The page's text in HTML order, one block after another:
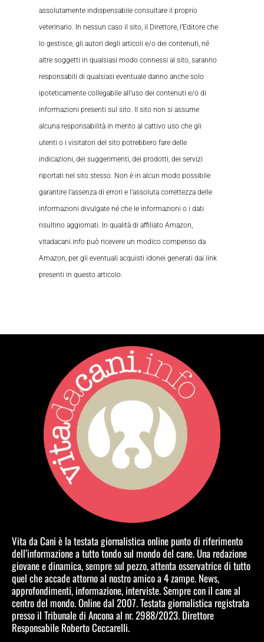
assolutamente indispensabile consultare il proprio
veterinario. In nessun caso il sito, il Direttore, l’Editore che
lo gestisce, gli autori degli articoli e/o dei contenuti, né
altre soggetti in qualsiasi modo connessi al sito, saranno
responsabili di qualsiasi eventuale danno anche solo
ipoteticamente collegabile all’uso dei contenuti e/o di
informazioni presenti sul sito. Il sito non si assume
alcuna responsabilità in merito al cattivo uso che gli
utenti o i visitatori del sito potrebbero fare delle
indicazioni, dei suggerimenti, dei prodotti, dei servizi
riportati nel sito stesso. Non è in alcun modo possibile
garantire l’assenza di errori e l’assoluta correttezza delle
informazioni divulgate né che le informazioni o i dati
risultino aggiornati. In qualità di affiliato Amazon,
vitadacani.info può ricevere un modico compenso da
Amazon, per gli eventuali acquisti idonei generati dai link
presenti in questo articolo.
Vita da Cani è la testata giornalistica online punto di riferimento
dell’informazione a tutto tondo sul mondo del cane. Una redazione
giovane e dinamica, sempre sul pezzo, attenta osservatrice di tutto
quel che accade attorno al nostro amico a 4 zampe. News,
approfondimenti, informazione, interviste. Sempre con il cane al
centro del mondo. Online dal 2007. Testata giornalistica registrata
presso il Tribunale di Ancona al nr. 2988/2023. Direttore
Responsabile Roberto Ceccarelli.